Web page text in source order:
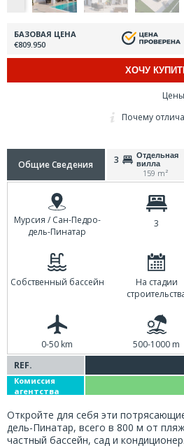
БАЗОВАЯ ЦЕНА
€809.950
ХОЧУ
Почему
Общие Сведения 3
Отдельная
вилла
159 m²
Мурсия / Сан-Педро-
дель-Пинатар
3
Собственный бассейн
На стадии
0-50 km
500-1000 m
REF.
Комиссия
агентства
Откройте для себя эти
дель-Пинатар, всего в 800 м от
частный бассейн, сад и кондиционер.